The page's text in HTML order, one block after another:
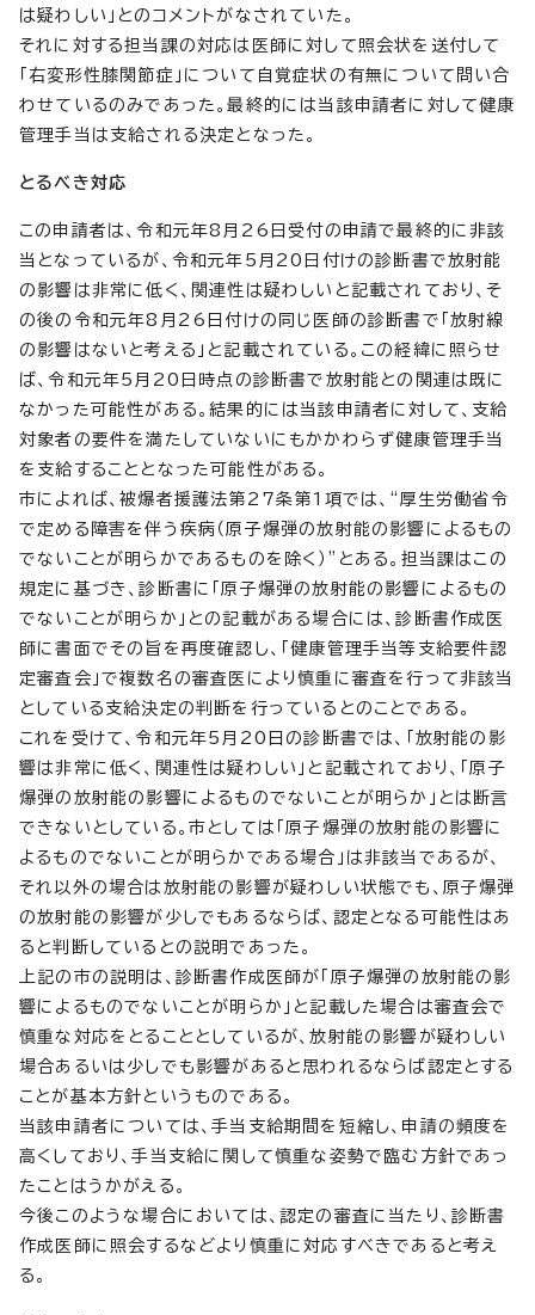
は疑わしい」とのコメントがなされていた。
それに対する担当課の対応は医師に対して照会状を送付して
「右変形性膝関節症」について自覚症状の有無について問い合
わせているのみであった。最終的には当該申請者に対して健康
管理手当は支給される決定となった。
とるべき対応
この申請者は、令和元年8月26日受付の申請で最終的に非該
当となっているが、令和元年5月20日付けの診断書で放射能
の影響は非常に低く、関連性は疑わしいと記載されており、そ
の後の令和元年8月26日付けの同じ医師の診断書で「放射線
の影響はないと考える」と記載されている。この経緯に照らせ
ば、令和元年5月20日時点の診断書で放射能との関連は既に
なかった可能性がある。結果的には当該申請者に対して、支給
対象者の要件を満たしていないにもかかわらず健康管理手当
を支給することとなった可能性がある。
市によれば、被爆者援護法第27条第1項では、“厚生労働省令
で定める障害を伴う疾病（原子爆弾の放射能の影響によるもの
でないことが明らかであるものを除く）”とある。担当課はこの
規定に基づき、診断書に「原子爆弾の放射能の影響によるもの
でないことが明らか」との記載がある場合には、診断書作成医
師に書面でその旨を再度確認し、「健康管理手当等支給要件認
定審査会」で複数名の審査医により慎重に審査を行って非該当
としている支給決定の判断を行っているとのことである。
これを受けて、令和元年5月20日の診断書では、「放射能の影
響は非常に低く、関連性は疑わしい」と記載されており、「原子
爆弾の放射能の影響によるものでないことが明らか」とは断言
できないとしている。市としては「原子爆弾の放射能の影響に
よるものでないことが明らかである場合」は非該当であるが、
それ以外の場合は放射能の影響が疑わしい状態でも、原子爆弾
の放射能の影響が少しでもあるならば、認定となる可能性はあ
ると判断しているとの説明であった。
上記の市の説明は、診断書作成医師が「原子爆弾の放射能の影
響によるものでないことが明らか」と記載した場合は審査会で
慎重な対応をとることとしているが、放射能の影響が疑わしい
場合あるいは少しでも影響があると思われるならば認定とする
ことが基本方針というものである。
当該申請者については、手当支給期間を短縮し、申請の頻度を
高くしており、手当支給に関して慎重な姿勢で臨む方針であっ
たことはうかがえる。
今後このような場合においては、認定の審査に当たり、診断書
作成医師に照会するなどより慎重に対応すべきであると考え
る。